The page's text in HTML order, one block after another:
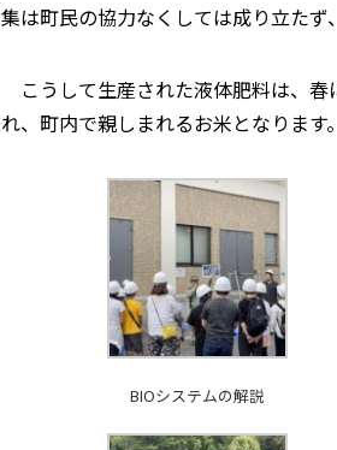
集は町民の協力なくしては成り立たず
こうして生産された液体肥料は、春
れ、町内で親しまれるお米となります。
BIOシステムの解説